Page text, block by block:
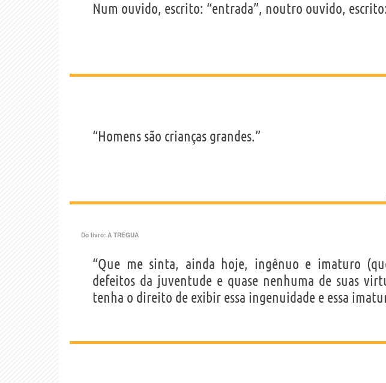
Num ouvido, escrito: “entrada”, noutro ouvido,
“Homens são crianças grandes.”
Do livro: A TREGUA
“Que me sinta, ainda hoje, ingênuo e imaturo
defeitos da juventude e quase nenhuma de suas
tenha o direito de exibir essa ingenuidade e essa